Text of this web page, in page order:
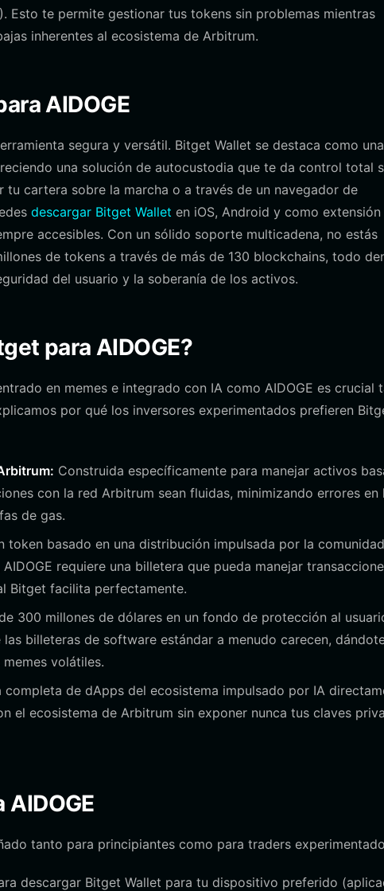
Esto te permite gestionar tus tokens sin problemas mientras
inherentes al ecosistema de Arbitrum.
AIDOGE
segura y versátil. Bitget Wallet se destaca como una
una solución de autocustodia que te da control total
cartera sobre la marcha o a través de un navegador de
descargar Bitget Wallet en iOS, Android y como extensión
accesibles. Con un sólido soporte multicadena, no estás
de tokens a través de más de 130 blockchains, todo
del usuario y la soberanía de los activos.
para AIDOGE?
en memes e integrado con IA como AIDOGE es crucial
por qué los inversores experimentados prefieren
Construida específicamente para manejar activos
con la red Arbitrum sean fluidas, minimizando errores en
de gas.
token basado en una distribución impulsada por la
requiere una billetera que pueda manejar
Bitget facilita perfectamente.
300 millones de dólares en un fondo de protección al
billeteras de software estándar a menudo carecen,
volátiles.
completa de dApps del ecosistema impulsado por IA
el ecosistema de Arbitrum sin exponer nunca tus claves
tanto para principiantes como para traders
descargar Bitget Wallet para tu dispositivo preferido